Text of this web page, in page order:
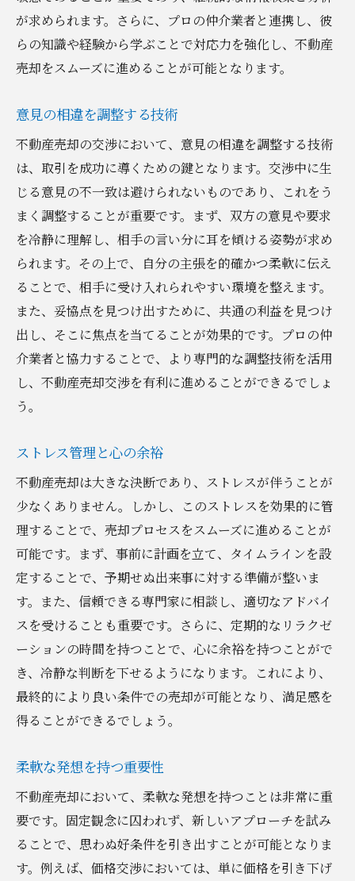
が求められます。さらに、プロの仲介業者と連携し、彼
らの知識や経験から学ぶことで対応力を強化し、不動産
売却をスムーズに進めることが可能となります。
意見の相違を調整する技術
不動産売却の交渉において、意見の相違を調整する技術
は、取引を成功に導くための鍵となります。交渉中に生
じる意見の不一致は避けられないものであり、これをう
まく調整することが重要です。まず、双方の意見や要求
を冷静に理解し、相手の言い分に耳を傾ける姿勢が求め
られます。その上で、自分の主張を的確かつ柔軟に伝え
ることで、相手に受け入れられやすい環境を整えます。
また、妥協点を見つけ出すために、共通の利益を見つけ
出し、そこに焦点を当てることが効果的です。プロの仲
介業者と協力することで、より専門的な調整技術を活用
し、不動産売却交渉を有利に進めることができるでしょ
う。
ストレス管理と心の余裕
不動産売却は大きな決断であり、ストレスが伴うことが
少なくありません。しかし、このストレスを効果的に管
理することで、売却プロセスをスムーズに進めることが
可能です。まず、事前に計画を立て、タイムラインを設
定することで、予期せぬ出来事に対する準備が整いま
す。また、信頼できる専門家に相談し、適切なアドバイ
スを受けることも重要です。さらに、定期的なリラクゼ
ーションの時間を持つことで、心に余裕を持つことがで
き、冷静な判断を下せるようになります。これにより、
最終的により良い条件での売却が可能となり、満足感を
得ることができるでしょう。
柔軟な発想を持つ重要性
不動産売却において、柔軟な発想を持つことは非常に重
要です。固定観念に囚われず、新しいアプローチを試み
ることで、思わぬ好条件を引き出すことが可能となりま
す。例えば、価格交渉においては、単に価格を引き下げ